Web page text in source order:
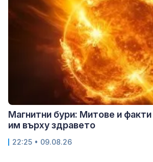
Магнитни бури: Митове и факти
им върху здравето
22:25 • 09.08.26